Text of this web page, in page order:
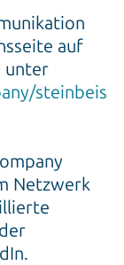
auf
unter
steinbeis
Netzwerk